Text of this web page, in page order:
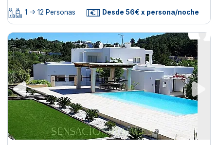
1 -> 12 Personas Desde 56€ x persona/noche